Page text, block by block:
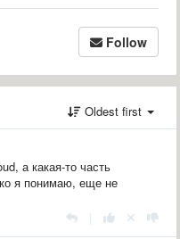
Follow
Oldest first
а какая-то часть
я понимаю, еще не